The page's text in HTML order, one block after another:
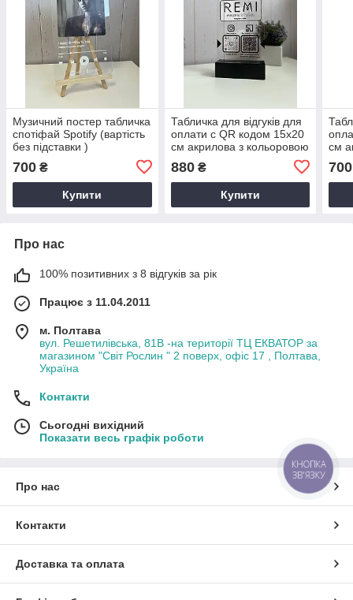
Музичний постер табличка
спотіфай Spotify (вартість
без підставки )
700 ₴
Купити
Табличка для відгуків для
оплати с QR кодом 15х20
см акрилова з кольоровою
880₴
Купити
см
700
Про нас
100% позитивних з 8 відгуків за рік
Працює з 11.04.2011
м. Полтава
вул. Решетилівська, 81В -на території ТЦ ЕКВАТОР за
магазином "Світ Рослин " 2 поверх, офіс 17 , Полтава,
Україна
Контакти
Сьогодні вихідний
Показати весь графік роботи
Про нас
Контакти
Доставка та оплата
КНОПКА
ЗВ'ЯЗКУ